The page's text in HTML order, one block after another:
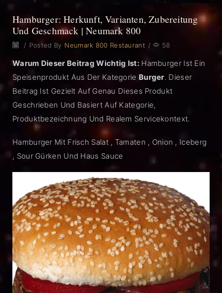
Hamburger: Herkunft, Varianten, Zubereitung
Und Geschmack | Neumark 800
/ Posted By Neumark 800 Restaurant / 58
Warum Dieser Beitrag Wichtig Ist:Hamburger Ist Ein
Speisenprodukt Aus Der Kategorie Burger. Dieser
Beitrag Ist Gezielt Auf Genau Dieses Produkt
Geschrieben Und Basiert Auf Kategorie,
Produktbezeichnung Und Realem Servicekontext.
Hamburger Mit Frisch Salat , Tamaten , Onion , Iceberg
, Sour Gürken Und Haus Sauce